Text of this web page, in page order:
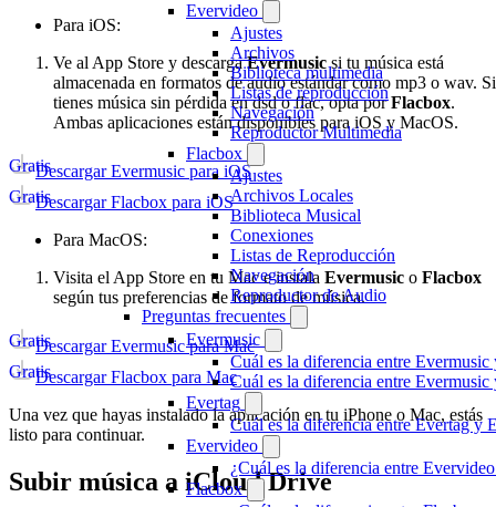
Evervideo
Ajustes
Archivos
Biblioteca multimedia
Listas de reproducción
Navegación
Reproductor Multimedia
Flacbox
Ajustes
Archivos Locales
Biblioteca Musical
Conexiones
Listas de Reproducción
Navegación
Reproductor de Audio
Preguntas frecuentes
Evermusic
Cuál es la diferencia entre
Cuál es la diferencia entre
Evertag
Cuál es la diferencia entre Evertag y
Evervideo
¿Cuál es la diferencia entre
Flacbox
Para iOS:
Ve al App Store y descargaEvermusicsi tu música está
almacenada en formatos de audio estándar como mp3 o wav. Si
tienes música sin pérdida en dsd o flac, opta porFlacbox.
Ambas aplicaciones están disponibles para iOS y MacOS.
Descargar Evermusic para iOS
Gratis
Descargar Flacbox para iOS
Gratis
Para MacOS:
Visita el App Store en tu Mac e instala Evermusic o Flacbox
según tus preferencias de formato de música.
Descargar Evermusic para Mac
Gratis
Descargar Flacbox para Mac
Gratis
Una vez que hayas instalado la aplicación en tu iPhone o Mac, estás
listo para continuar.
Subir música a iCloud Drive